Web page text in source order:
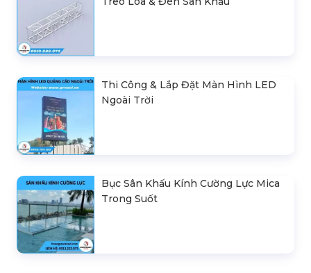
Thi Công & Lắp Đặt Màn Hình LED
Ngoài Trời
Bục Sân Khấu Kính Cường Lực Mica
Trong Suốt